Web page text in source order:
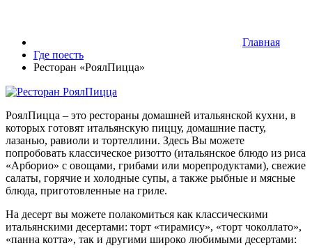
Главная
Где поесть
Ресторан «РоялПицца»
РоялПицца – это рестораны домашней итальянской кухни, в
которых готовят итальянскую пиццу, домашние пасту,
лазанью, равиоли и тортеллини. Здесь Вы можете
попробовать классическое ризотто (итальянское блюдо из риса
«Арборио» с овощами, грибами или морепродуктами), свежие
салаты, горячие и холодные супы, а также рыбные и мясные
блюда, приготовленные на гриле.
На десерт вы можете полакомиться как классическими
итальянскими десертами: торт «тирамису», «торт чоколлато»,
«панна котта», так и другими широко любимыми десертами: